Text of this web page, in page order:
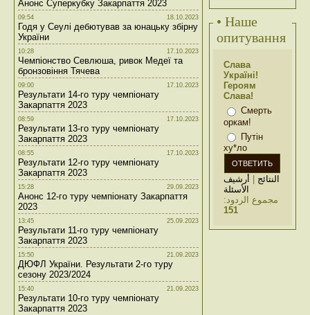
Анонс Суперкубку Закарпаття 2023
09:54 18.10.2023
Годя у Сеулі дебютував за юнацьку збірну
України
10:28 17.10.2023
Чемпіонство Севлюша, ривок Медеї та
бронзовіння Тячева
09:00 17.10.2023
Результати 14-го туру чемпіонату
Закарпаття 2023
08:59 17.10.2023
Результати 13-го туру чемпіонату
Закарпаття 2023
08:55 17.10.2023
Результати 12-го туру чемпіонату
Закарпаття 2023
15:28 29.09.2023
Анонс 12-го туру чемпіонату Закарпаття
2023
13:45 25.09.2023
Результати 11-го туру чемпіонату
Закарпаття 2023
15:50 21.09.2023
ДЮФЛ України. Результати 2-го туру
сезону 2023/2024
15:40 21.09.2023
Результати 10-го туру чемпіонату
Закарпаття 2023
• Наше
опитування
Слава
Україні!
Героям
Слава!
Смерть
оркам!
Путін
ху*ло
النتائج | أرشيف
الأسئلة
مجموع الردود:
151